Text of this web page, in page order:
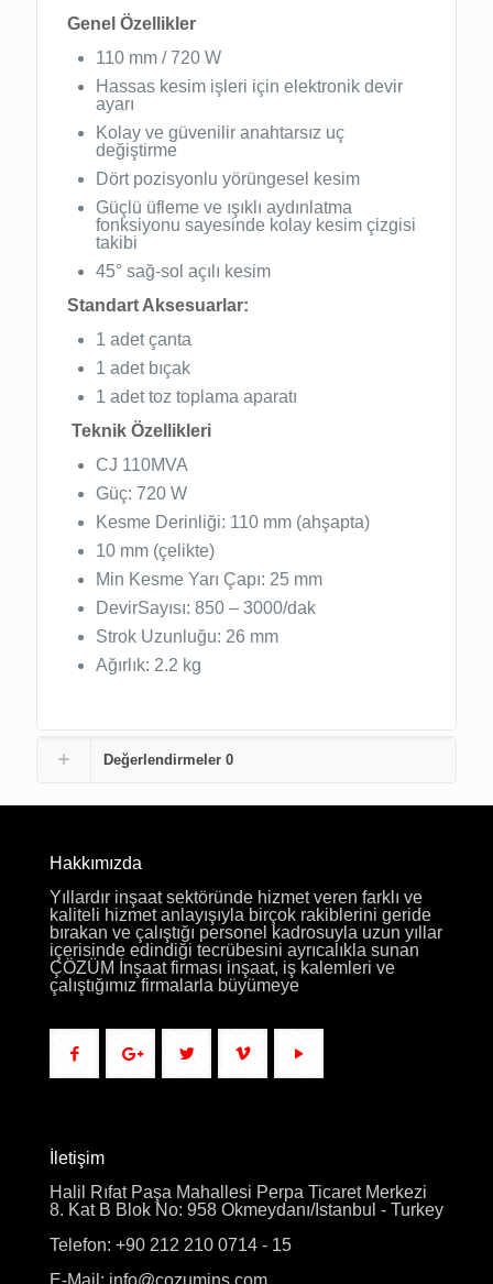
Genel Özellikler
110 mm / 720 W
Hassas kesim işleri için elektronik devir
ayarı
Kolay ve güvenilir anahtarsız uç
değiştirme
Dört pozisyonlu yörüngesel kesim
Güçlü üfleme ve ışıklı aydınlatma
fonksiyonu sayesinde kolay kesim çizgisi
takibi
45° sağ-sol açılı kesim
Standart Aksesuarlar:
1 adet çanta
1 adet bıçak
1 adet toz toplama aparatı
Teknik Özellikleri
CJ 110MVA
Güç: 720 W
Kesme Derinliği: 110 mm (ahşapta)
10 mm (çelikte)
Min Kesme Yarı Çapı: 25 mm
DevirSayısı: 850 – 3000/dak
Strok Uzunluğu: 26 mm
Ağırlık: 2.2 kg
Değerlendirmeler 0
Hakkımızda
Yıllardır inşaat sektöründe hizmet veren farklı ve
kaliteli hizmet anlayışıyla birçok rakiblerini geride
bırakan ve çalıştığı personel kadrosuyla uzun yıllar
içerisinde edindiği tecrübesini ayrıcalıkla sunan
ÇÖZÜM İnşaat firması inşaat, iş kalemleri ve
çalıştığımız firmalarla büyümeye
İletişim
Halil Rıfat Paşa Mahallesi Perpa Ticaret Merkezi
8. Kat B Blok No: 958 Okmeydanı/Istanbul - Turkey
Telefon: +90 212 210 0714 - 15
E-Mail: info@cozumins.com